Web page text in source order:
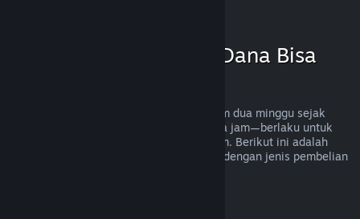
Kapan Pengembalian Dana Bisa
Pengembalian dana bisa diterapkan dalam dua minggu sejak
pembelian dan dimainkan kurang dari dua jam—berlaku untuk
aplikasi game dan software di Toko Steam. Berikut ini adalah
ringkasan cara kerja pengembalian dana dengan jenis pembelian